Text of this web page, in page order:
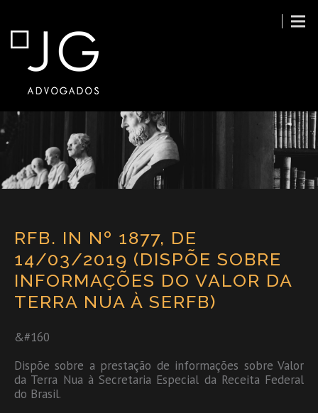
RFB. IN Nº 1877, DE
14/03/2019 (DISPÕE SOBRE
INFORMAÇÕES DO VALOR DA
TERRA NUA À SERFB)
&#160
Dispõe sobre a prestação de informações sobre Valor
da Terra Nua à Secretaria Especial da Receita Federal
do Brasil.